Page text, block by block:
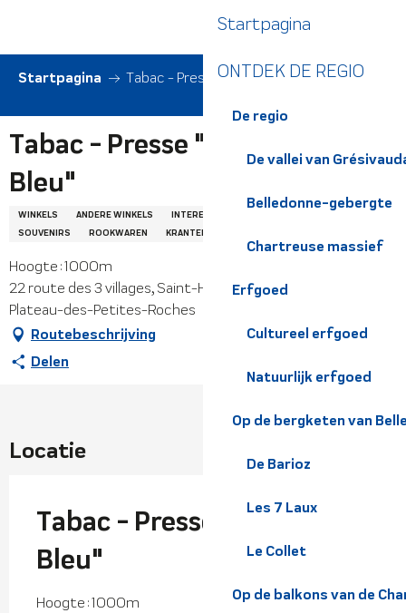
contenu
principal
Startpagina
ONTDEK DE REGIO
De regio
De vallei van
Belledonne-gebergte
Chartreuse massief
Erfgoed
Cultureel erfgoed
Natuurlijk erfgoed
Op de bergketen van
De Barioz
Les 7 Laux
Le Collet
Op de balkons van de
Startpagina Tabac - Presse "Le Disque Bleu"
Tabac - Presse "Le Disque
Bleu"
WINKELS ANDERE WINKELS INTERESSES
LEVENSMIDDELENWINKEL
SOUVENIRS
ROOKWAREN KRANTEN EN TIJDSCHRIFTEN
Hoogte : 1000m
22 route des 3 villages, Saint-Hilaire du Touvet, 38660
Plateau-des-Petites-Roches
Routebeschrijving
Delen
Locatie
Tabac - Presse "Le Disque
Bleu"
Hoogte : 1000m